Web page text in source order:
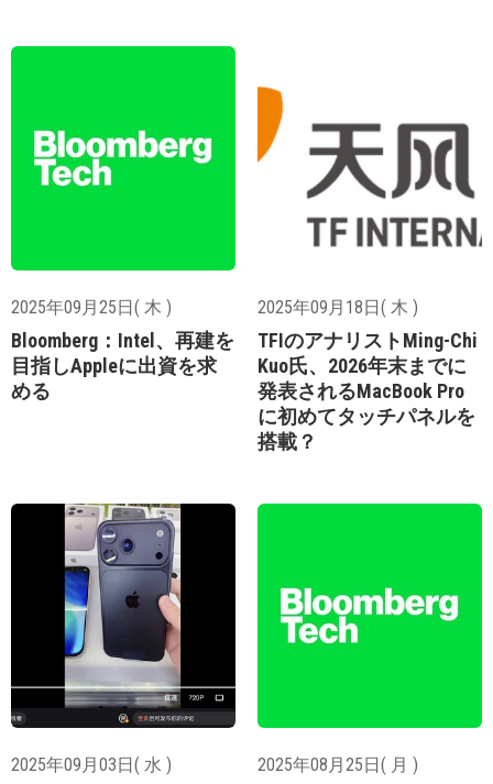
2025年09月25日( 木 )
Bloomberg：Intel、再建を
目指しAppleに出資を求
める
2025年09月18日( 木 )
TFIのアナリストMing-Chi
Kuo氏、2026年末までに
発表されるMacBook Pro
に初めてタッチパネルを
搭載？
2025年09月03日( 水 ) 2025年08月25日( 月 )